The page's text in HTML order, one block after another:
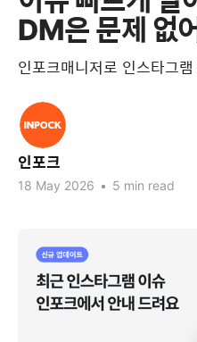
DM은 문제 없
인포크매니저로 인스타그
인포크
18 May 2026 • 5 min read